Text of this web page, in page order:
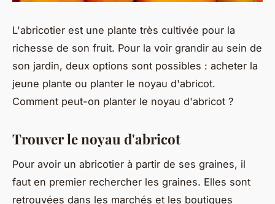
L'abricotier est une plante très cultivée pour la
richesse de son fruit. Pour la voir grandir au sein de
son jardin, deux options sont possibles : acheter la
jeune plante ou planter le noyau d'abricot.
Comment peut-on planter le noyau d'abricot ?
Trouver le noyau d'abricot
Pour avoir un abricotier à partir de ses graines, il
faut en premier rechercher les graines. Elles sont
retrouvées dans les marchés et les boutiques